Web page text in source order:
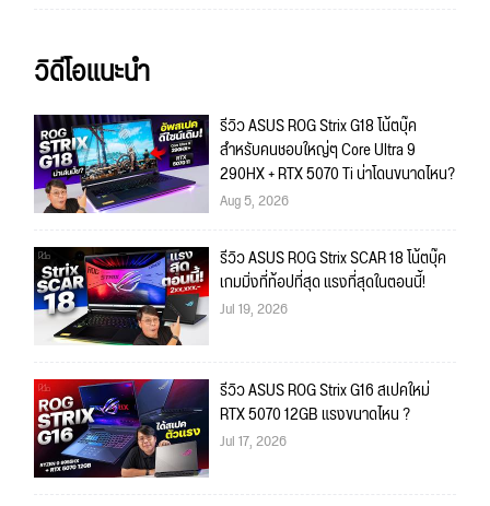
วิดีโอแนะนำ
รีวิว ASUS ROG Strix G18 โน้ตบุ๊ค
สำหรับคนชอบใหญ่ๆ Core Ultra 9
290HX + RTX 5070 Ti น่าโดนขนาดไหน?
Aug 5, 2026
รีวิว ASUS ROG Strix SCAR 18 โน้ตบุ๊ค
เกมมิ่งที่ท้อปที่สุด แรงที่สุดในตอนนี้!
Jul 19, 2026
รีวิว ASUS ROG Strix G16 สเปคใหม่
RTX 5070 12GB แรงขนาดไหน ?
Jul 17, 2026